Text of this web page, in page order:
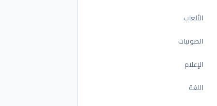
الألعاب
الصوتيات
الإعلام
اللغة